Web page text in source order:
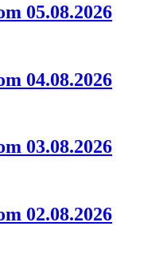
05.08.2026
04.08.2026
03.08.2026
02.08.2026